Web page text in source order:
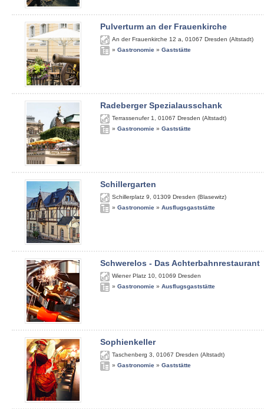
Pulverturm an der Frauenkirche
An der Frauenkirche 12 a 01067 Dresden (Altstadt)
» Gastronomie » Gaststätte
Radeberger Spezialausschank
Terrassenufer 1 01067 Dresden (Altstadt)
» Gastronomie » Gaststätte
Schillergarten
Schillerplatz 9 01309 Dresden (Blasewitz)
» Gastronomie » Ausflugsgaststätte
Schwerelos - Das Achterbahnrestaurant
Wiener Platz 10 01069 Dresden
» Gastronomie » Ausflugsgaststätte
Sophienkeller
Taschenberg 3 01067 Dresden (Altstadt)
» Gastronomie » Gaststätte